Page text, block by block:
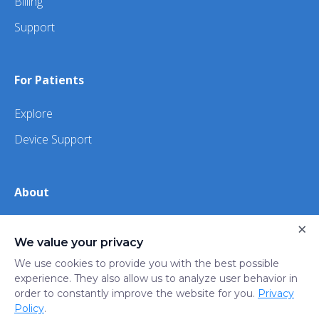
Support
For Patients
Explore
Device Support
About
iHealth
Privacy
Policy
Trust
Do not sell or share my
We value your privacy
We use cookies to provide you with the best possible
experience. They also allow us to analyze user behavior in
order to constantly improve the website for you. Privacy
Policy.
×